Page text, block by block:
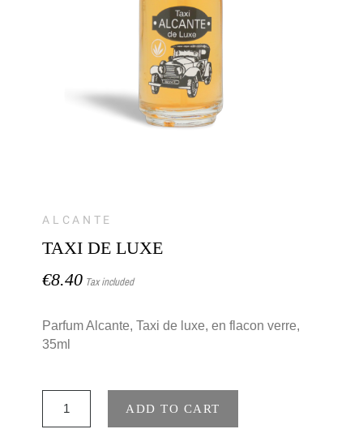
ALCANTE
TAXI DE LUXE
€8.40 Tax included
Parfum Alcante, Taxi de luxe, en flacon verre,
35ml
ADD TO CART